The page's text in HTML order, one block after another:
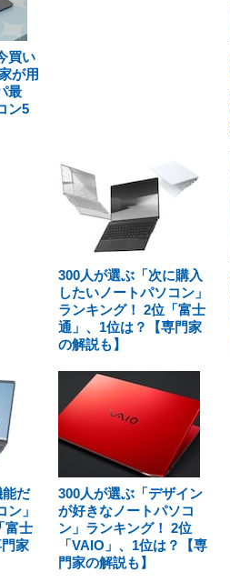
買い
が用
最
ン5
300人が選ぶ「次に購入
したいノートパソコン」
ランキング！ 2位「富士
通」、1位は？【専門家
の解説も】
だ
」
富士
家
300人が選ぶ「デザイン
が好きなノートパソコ
ン」ランキング！ 2位
「VAIO」、1位は？【専
門家の解説も】